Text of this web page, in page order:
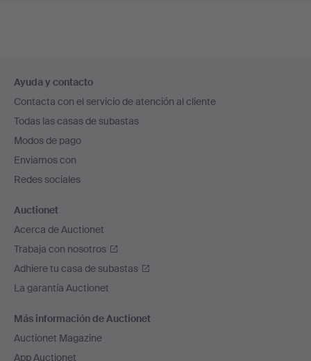
en
el
pie
de
página
Ayuda y contacto
Contacta con el servicio de atención al cliente
Todas las casas de subastas
Modos de pago
Enviamos con
Redes sociales
Auctionet
Acerca de Auctionet
Trabaja con nosotros
Adhiere tu casa de subastas
La garantía Auctionet
Más información de Auctionet
Auctionet Magazine
App Auctionet